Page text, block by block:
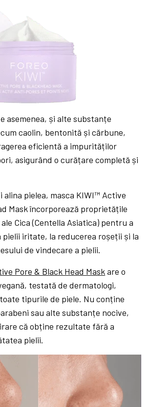
asemenea, și alte substanțe
caolin, bentonită și cărbune,
eficientă a impurităților
asigurând o curățare completă și
alina pielea, masca KIWI™ Active
Mask încorporează proprietățile
Cica (Centella Asiatica) pentru a
pielii iritate, la reducerea roșeții și la
de vindecare a pielii.
Pore & Black Head Maskare o
testată de dermatologi,
tipurile de piele. Nu conține
sau alte substanțe nocive,
că obține rezultate fără a
pielii.